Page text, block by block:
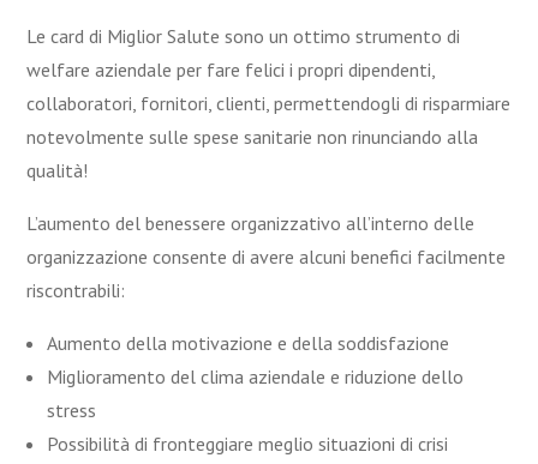
Le card di Miglior Salute sono un ottimo strumento di
welfare aziendale per fare felici i propri dipendenti,
collaboratori, fornitori, clienti, permettendogli di risparmiare
notevolmente sulle spese sanitarie non rinunciando alla
qualità!
L’aumento del benessere organizzativo all’interno delle
organizzazione consente di avere alcuni benefici facilmente
riscontrabili:
Aumento della motivazione e della soddisfazione
Miglioramento del clima aziendale e riduzione dello
stress
Possibilità di fronteggiare meglio situazioni di crisi